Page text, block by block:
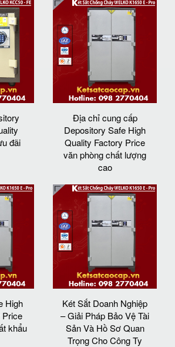
đãi
Địa chỉ cung cấp
Depository Safe High
Quality Factory Price
văn phòng chất lượng
cao
High
Price
khẩu
Két Sắt Doanh Nghiệp
– Giải Pháp Bảo Vệ Tài
Sản Và Hồ Sơ Quan
Trọng Cho Công Ty